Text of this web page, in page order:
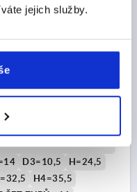
jejich služby.
ČERNÁ
D3=10,5
H=24,5
H4=35,5